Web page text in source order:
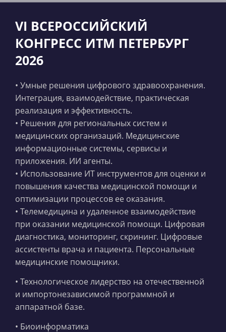
VI ВСЕРОССИЙСКИЙ
КОНГРЕСС ИТМ ПЕТЕРБУРГ
2026
• Умные решения цифрового здравоохранения.
Интеграция, взаимодействие, практическая
реализация и эффективность.
• Решения для региональных систем и
медицинских организаций. Медицинские
информационные системы, сервисы и
приложения. ИИ агенты.
• Использование ИТ инструментов для оценки и
повышения качества медицинской помощи и
оптимизации процессов ее оказания.
• Телемедицина и удаленное взаимодействие
при оказании медицинской помощи. Цифровая
диагностика, мониторинг, скрининг. Цифровые
ассистенты врача и пациента. Персональные
медицинские помощники.
• Технологическое лидерство на отечественной
и импортонезависимой программной и
аппаратной базе.
• Биоинформатика